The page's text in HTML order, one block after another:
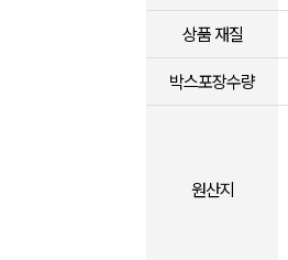
상품 재질
박스포장수량
원산지